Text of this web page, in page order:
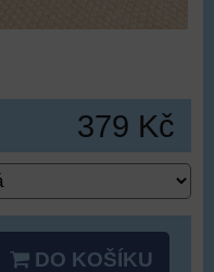
379 Kč
DO KOŠÍKU